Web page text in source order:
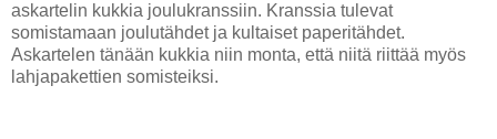
askartelin kukkia joulukranssiin. Kranssia tulevat
somistamaan joulutähdet ja kultaiset paperitähdet.
Askartelen tänään kukkia niin monta, että niitä riittää myös
lahjapakettien somisteiksi.